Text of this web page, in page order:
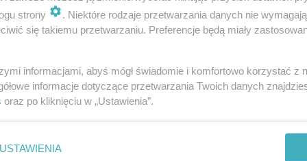
dementuje rosyjski fake news - DOTYCZY
Ukrainie toczy się także na polu informacyjnym. Rosja masowo
strony
. Niektóre rodzaje przetwarzania danych nie
się takiemu przetwarzaniu. Preferencje będą miały
informacjami, abyś mógł świadomie i komfortowo korzystać z
informacje dotyczące przetwarzania Twoich danych
oraz po kliknięciu w „Ustawienia”.
USTAWIENIA